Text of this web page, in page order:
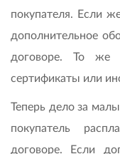
покупателя. Если
дополнительное
договоре. То же
сертификаты или
Теперь дело за
покупатель
договоре. Если